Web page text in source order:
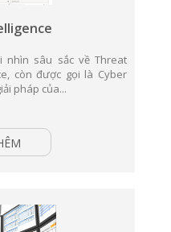
nhìn sâu sắc về Threat
còn được gọi là Cyber
pháp của...